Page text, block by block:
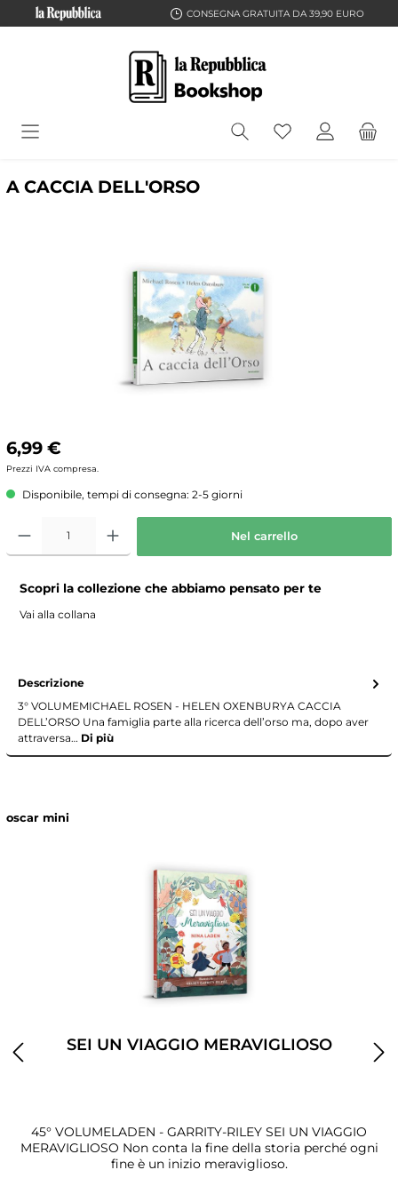
CONSEGNA GRATUITA DA 39,90 EURO
A CACCIA DELL'ORSO
6,99 €
Prezzi IVA compresa.
Disponibile, tempi di consegna: 2-5 giorni
Nel carrello
Scopri la collezione che abbiamo pensato per te
Vai alla collana
Descrizione
3° VOLUMEMICHAEL ROSEN - HELEN OXENBURYA CACCIA
DELL’ORSO Una famiglia parte alla ricerca dell’orso ma, dopo aver
attraversa… Di più
oscar mini
SEI UN VIAGGIO MERAVIGLIOSO
45° VOLUMELADEN - GARRITY-RILEY SEI UN VIAGGIO
MERAVIGLIOSO Non conta la fine della storia perché ogni
fine è un inizio meraviglioso.